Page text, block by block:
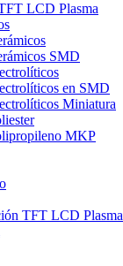
LCD Plasma
SMD
en SMD
Miniatura
MKP
TFT LCD Plasma